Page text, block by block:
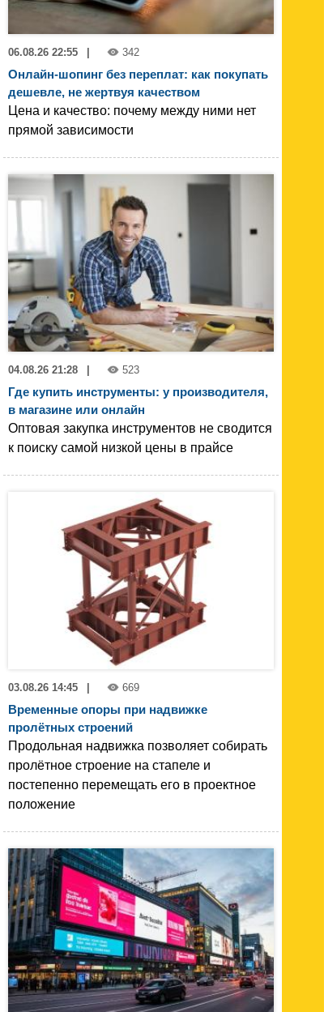
06.08.26 22:55 342
Онлайн-шопинг без переплат: как покупать
дешевле, не жертвуя качеством
Цена и качество: почему между ними нет
прямой зависимости
04.08.26 21:28 523
Где купить инструменты: у производителя,
в магазине или онлайн
Оптовая закупка инструментов не сводится
к поиску самой низкой цены в прайсе
03.08.26 14:45 | 669
Временные опоры при надвижке
пролётных строений
Продольная надвижка позволяет собирать
пролётное строение на стапеле и
постепенно перемещать его в проектное
положение